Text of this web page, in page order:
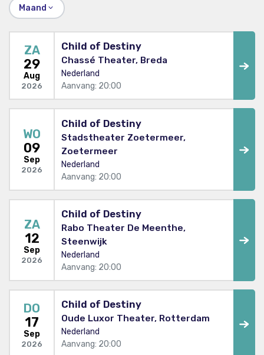
Maand
ZA
29
Aug
2026
Child of Destiny
Chassé Theater, Breda
Nederland
Aanvang: 20:00
WO
09
Sep
2026
Child of Destiny
Stadstheater Zoetermeer,
Zoetermeer
Nederland
Aanvang: 20:00
ZA
12
Sep
2026
Child of Destiny
Rabo Theater De Meenthe,
Steenwijk
Nederland
Aanvang: 20:00
DO
17
Sep
2026
Child of Destiny
Oude Luxor Theater, Rotterdam
Nederland
Aanvang: 20:00